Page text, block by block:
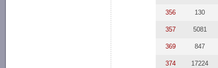
356 130
357 5081
369 847
374 17224